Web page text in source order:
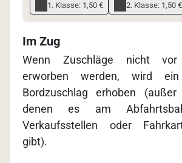
1. Klasse: 1,50 € 2. Klasse: 1,50 €
Im Zug
Wenn Zuschläge nicht vor
erworben werden, wird ein
Bordzuschlag erhoben
denen es am
Verkaufsstellen oder
gibt).